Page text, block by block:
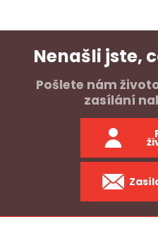
Nenašli jste,
Pošlete nám
zasílání